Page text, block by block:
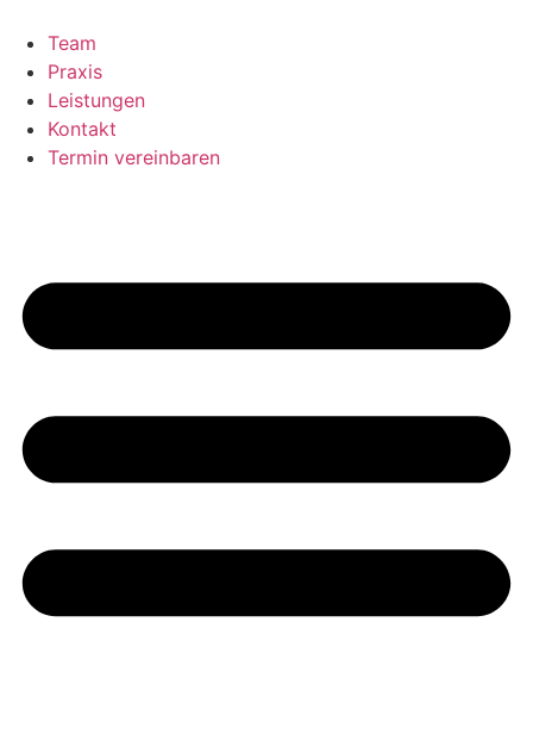
Team
Praxis
Leistungen
Kontakt
Termin vereinbaren